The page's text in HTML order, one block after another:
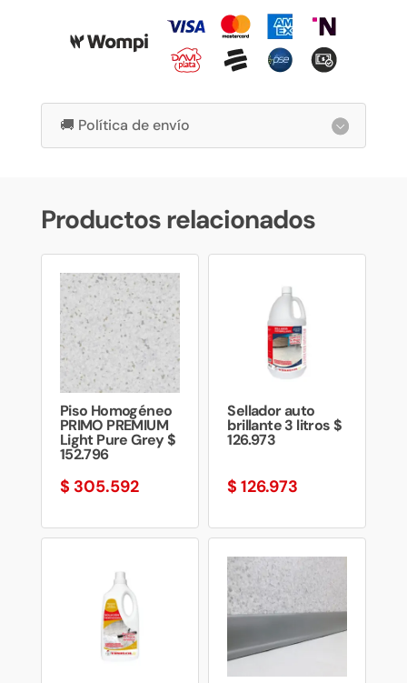
🚚 Política de envío
Productos relacionados
Piso Homogéneo
PRIMO PREMIUM
Light Pure Grey $
152.796
$ 305.592
Sellador auto
brillante 3 litros $
126.973
$ 126.973